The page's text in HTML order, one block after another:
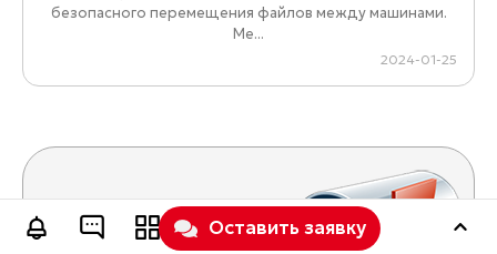
безопасного перемещения файлов между машинами.
Ме...
2024-01-25
Дайджест новых статей по интернет-
маркетингу на ваш emailОставить заявку